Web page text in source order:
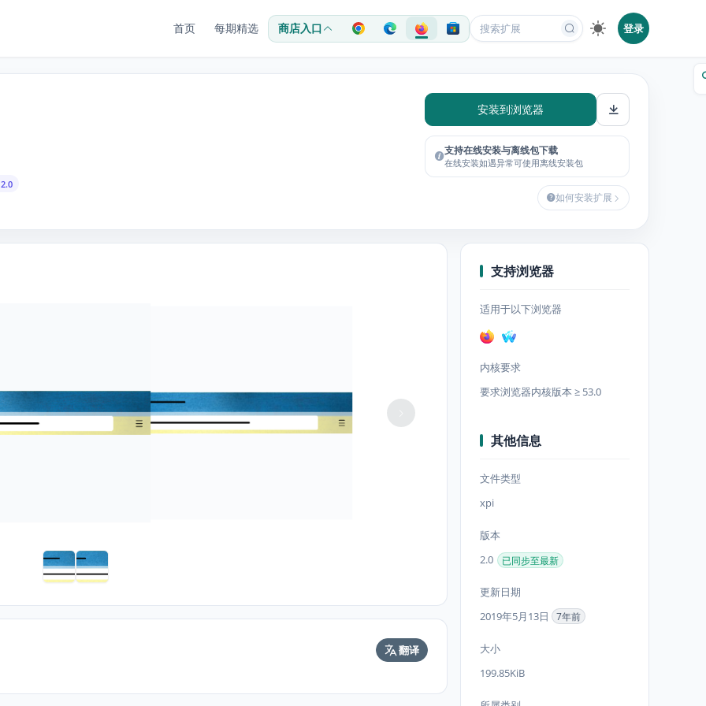
首页 每期精选 商店入口 登录
2.0
安装到浏览器
支持在线安装与离线包下载
在线安装如遇异常可使用离线安装包
如何安装扩展
翻译
支持浏览器
适用于以下浏览器
内核要求
要求浏览器内核版本 ≥ 53.0
其他信息
文件类型
xpi
版本
2.0
已同步至最新
更新日期
2019年5月13日
7年前
大小
199.85KiB